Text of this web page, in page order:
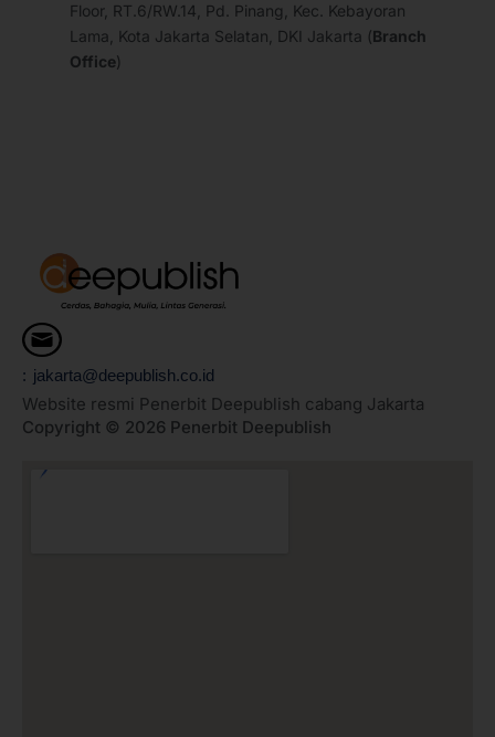
Floor, RT.6/RW.14, Pd. Pinang, Kec. Kebayoran
Lama, Kota Jakarta Selatan, DKI Jakarta (Branch
Office)
: jakarta@deepublish.co.id
Website resmi Penerbit Deepublish cabang Jakarta
Copyright © 2026 Penerbit Deepublish